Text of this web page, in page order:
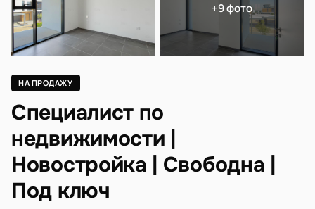
+9 фото
НА ПРОДАЖУ
Специалист по
недвижимости |
Новостройка | Свободна |
Под ключ